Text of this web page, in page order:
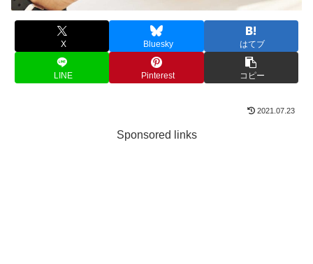
X Bluesky はてブ
LINE Pinterest コピー
2021.07.23
Sponsored links